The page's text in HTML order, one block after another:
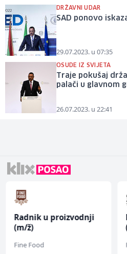
DRŽAVNI UDAR
SAD ponovo
29.07.2023. u 07:35
OSUDE IZ SVIJETA
Traje pokušaj
palači u glavnom
26.07.2023. u 22:41
Radnik u proizvodnji
(m/ž)
Fine Food